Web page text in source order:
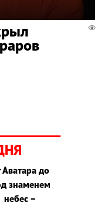
Аватара до
знаменем
небес –